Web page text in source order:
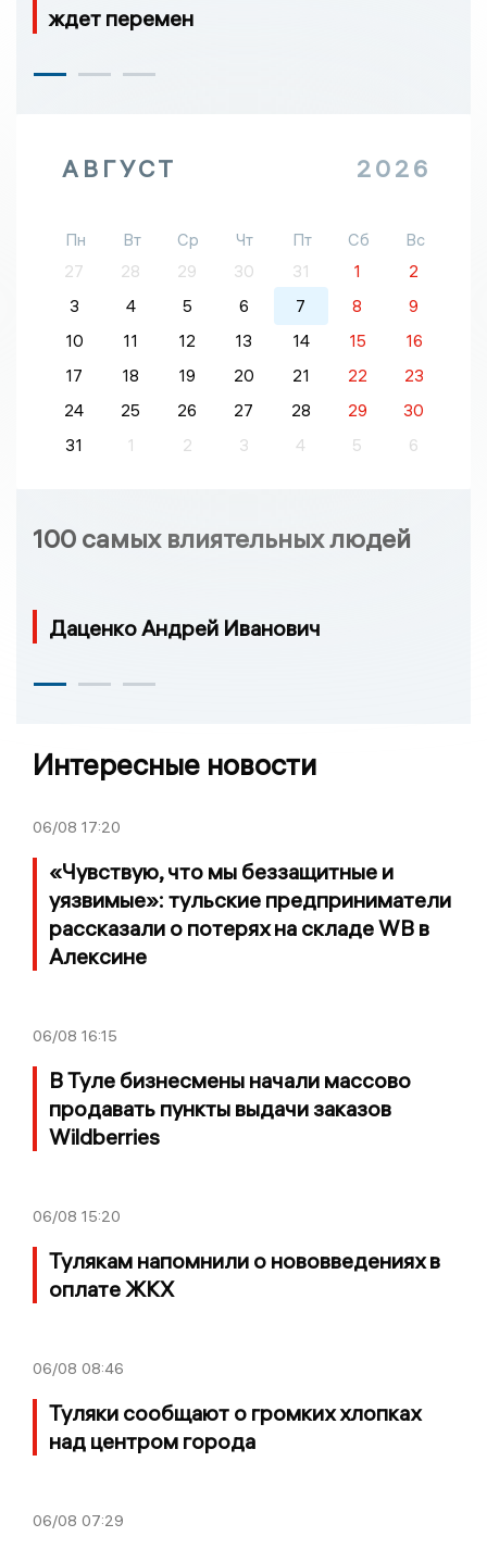
ждет перемен
АВГУСТ 2026
Пн Вт Ср Чт Пт Сб
Вс
27
28 29 30 31 1
2
3
4 5 6 7 8
9
10
11 12 13 14 15
16
17
18 19 20 21 22
23
24
25 26 27 28 29
30
31
1 2 3 4 5 6
100 самых влиятельных людей
Даценко Андрей Иванович
Интересные новости
06/08 17:20
«Чувствую, что мы беззащитные и
уязвимые»: тульские предприниматели
рассказали о потерях на складе WB в
Алексине
06/08 16:15
В Туле бизнесмены начали массово
продавать пункты выдачи заказов
Wildberries
06/08 15:20
Тулякам напомнили о нововведениях в
оплате ЖКХ
06/08 08:46
Туляки сообщают о громких хлопках
над центром города
06/08 07:29